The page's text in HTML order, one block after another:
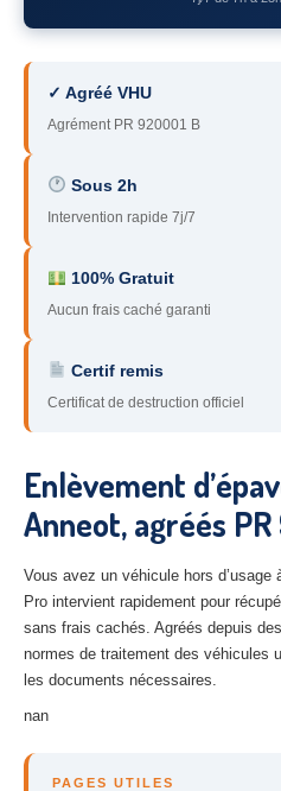
78– Yvelines
93– Seine-Saint-Denis
95– Val d’Oise
91 – Essonne
89– Yonne
60 – Oise
51– Marne
28– Eure-et-Loir
10 – Aube
02– Aisne
✓ Agréé VHU
Agrément PR 920001 B
Sous 2h
Intervention rapide 7j/7
100% Gratuit
Aucun frais caché garanti
Certif remis
Certificat de destruction officiel
Enlèvement
Anneot, agréés PR
Vous avez un véhicule hors d’usage
Pro intervient rapidement pour
sans frais cachés. Agréés depuis
normes de traitement des véhicules
les documents nécessaires.
nan
PAGES UTILES